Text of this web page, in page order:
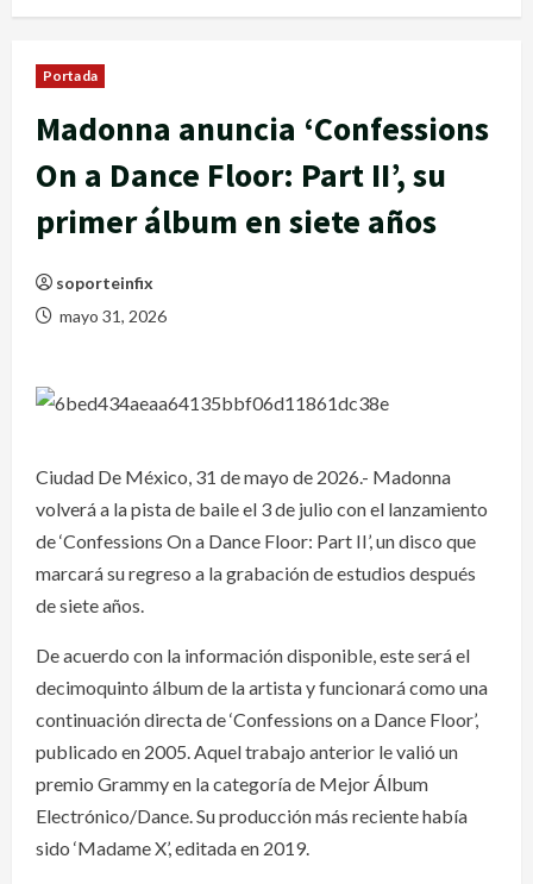
Portada
Madonna anuncia ‘Confessions
On a Dance Floor: Part II’, su
primer álbum en siete años
soporteinfix
mayo 31, 2026
Ciudad De México, 31 de mayo de 2026.- Madonna
volverá a la pista de baile el 3 de julio con el lanzamiento
de ‘Confessions On a Dance Floor: Part II’, un disco que
marcará su regreso a la grabación de estudios después
de siete años.
De acuerdo con la información disponible, este será el
decimoquinto álbum de la artista y funcionará como una
continuación directa de ‘Confessions on a Dance Floor’,
publicado en 2005. Aquel trabajo anterior le valió un
premio Grammy en la categoría de Mejor Álbum
Electrónico/Dance. Su producción más reciente había
sido ‘Madame X’, editada en 2019.